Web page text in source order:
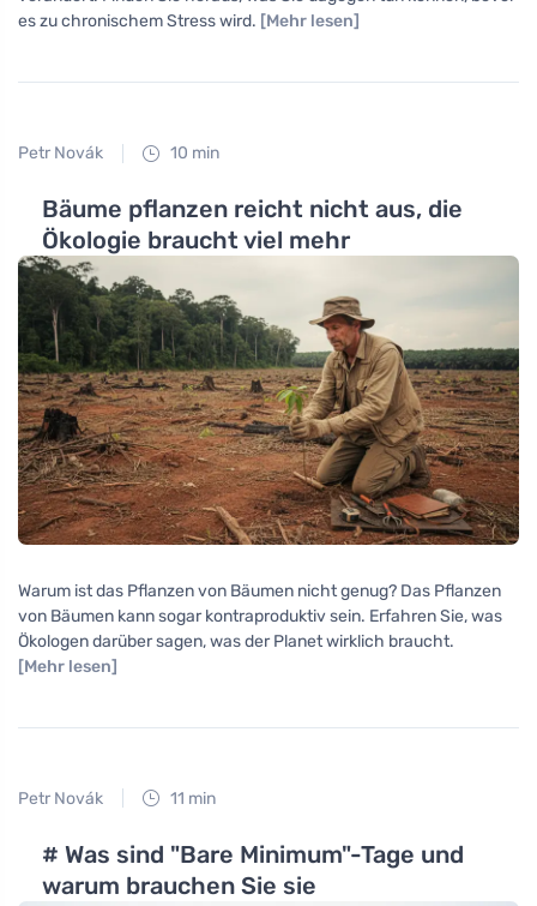
es zu chronischem Stress wird. [Mehr lesen]
Petr Novák 10 min
Bäume pflanzen reicht nicht aus, die
Ökologie braucht viel mehr
Warum ist das Pflanzen von Bäumen nicht genug? Das Pflanzen
von Bäumen kann sogar kontraproduktiv sein. Erfahren Sie, was
Ökologen darüber sagen, was der Planet wirklich braucht.
[Mehr lesen]
Petr Novák 11 min
# Was sind "Bare Minimum"-Tage und
warum brauchen Sie sie